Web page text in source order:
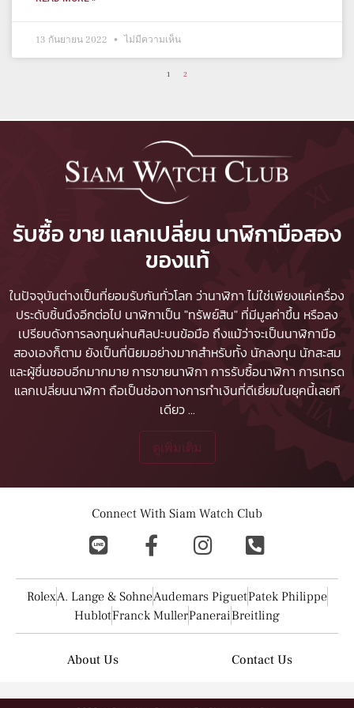
13 กันยายน 2022 ไม่มีความเห็น
1 2
รับซื้อ ขาย แลกเปลี่ยน นาฬิกามือสอง
ของแท้
ในปัจจุบันต่างเป็นที่ยอมรับกันทั่วโลก ว่านาฬิกา ไม่ใช่เพียงแค่เครื่อง
ประดับชิ้นนึงอีกต่อไป นาฬิกาเป็น "ทรัพย์สิน" ที่มีมูลค่าขึ้น หรือลง
เปรียบดังการลงทุนผ่านศิลปะบนข้อมือ ถึงแม้ว่าจะเป็นนาฬิกามือ
สองเองก็ตาม ยังเป็นที่นิยมอย่างมากสำหรับทั้ง นักลงทุน นักสะสม
และผู้ชื่นชอบอีกมากมายการขายนาฬิกา การรับซื้อนาฬิกา การเทรด
แลกเปลี่ยนนาฬิกา ถือเป็นช่องทางการทำเงินที่ดีเยี่ยมในยุคนี้เลยที
เดียว...
ดูเพิ่มเติม
Connect With Siam Watch Club
RolexA. Lange & SohneAudemars PiguetPatek Philippe
HublotFranck MullerPaneraiBreitling
About Us Contact Us